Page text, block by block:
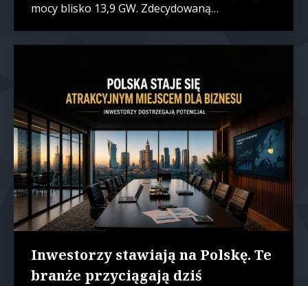
mocy blisko 13,9 GW. Zdecydowaną…
Inwestorzy stawiają na Polskę. Te
branże przyciągają dziś